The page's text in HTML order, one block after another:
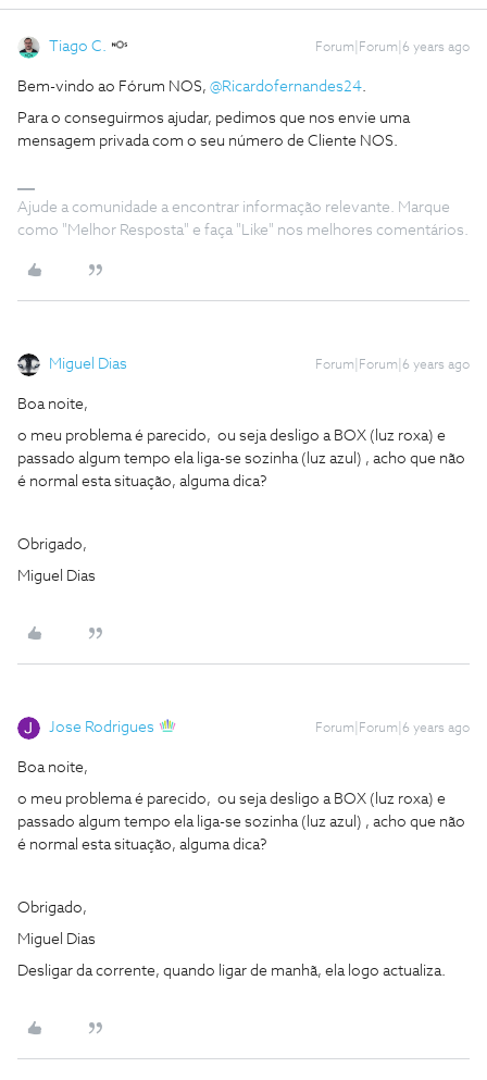
Tiago C. Forum|Forum|6 years ago
Bem-vindo ao Fórum NOS, @Ricardofernandes24.
Para o conseguirmos ajudar, pedimos que nos envie uma
mensagem privada com o seu número de Cliente NOS.
Ajude a comunidade a encontrar informação relevante. Marque
como "Melhor Resposta" e faça "Like" nos melhores comentários.
Miguel Dias Forum|Forum|6 years ago
Boa noite,
o meu problema é parecido, ou seja desligo a BOX (luz roxa) e
passado algum tempo ela liga-se sozinha (luz azul) , acho que não
é normal esta situação, alguma dica?
Obrigado,
Miguel Dias
Jose Rodrigues Forum|Forum|6 years ago
Boa noite,
o meu problema é parecido, ou seja desligo a BOX (luz roxa) e
passado algum tempo ela liga-se sozinha (luz azul) , acho que não
é normal esta situação, alguma dica?
Obrigado,
Miguel Dias
Desligar da corrente, quando ligar de manhã, ela logo actualiza.